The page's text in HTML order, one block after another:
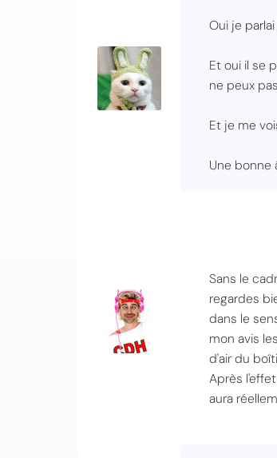
Oui je
Et oui il se
ne peux
Et je me
Une bonne
Sans le
regardes
dans le
mon avis
d'air du
Après
aura